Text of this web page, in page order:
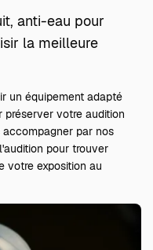
anti-eau pour
la meilleure
un équipement adapté
votre audition
par nos
pour trouver
votre exposition au